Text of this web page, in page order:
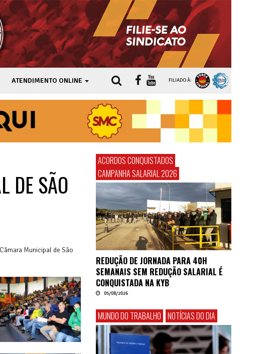
ATENDIMENTO ONLINE FILIADO À:
DE SÃO
Municipal de São
ACORDOS CONQUISTADOS
CAMPANHA SALARIAL 2026
REDUÇÃO DE JORNADA PARA 40H
SEMANAIS SEM REDUÇÃO SALARIAL É
CONQUISTADA NA KYB
05/08/2026
MUNDO DO TRABALHO NOTÍCIAS DO DIA